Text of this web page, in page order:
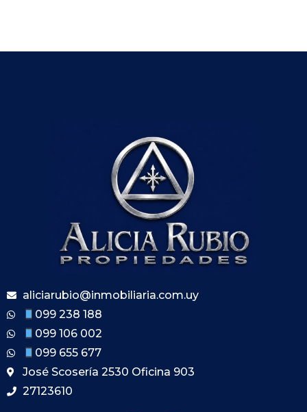
aliciarubio@inmobiliaria.com.uy
099 238 188
099 106 002
099 655 677
José Scosería 2530 Oficina 903
27123610